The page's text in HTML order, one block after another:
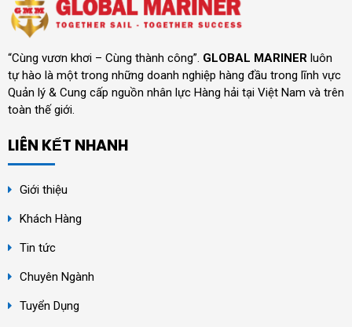
“Cùng vươn khơi – Cùng thành công”. GLOBAL MARINER luôn
tự hào là một trong những doanh nghiệp hàng đầu trong lĩnh vực
Quản lý & Cung cấp nguồn nhân lực Hàng hải tại Việt Nam và trên
toàn thế giới.
LIÊN KẾT NHANH
Giới thiệu
Khách Hàng
Tin tức
Chuyên Ngành
Tuyển Dụng